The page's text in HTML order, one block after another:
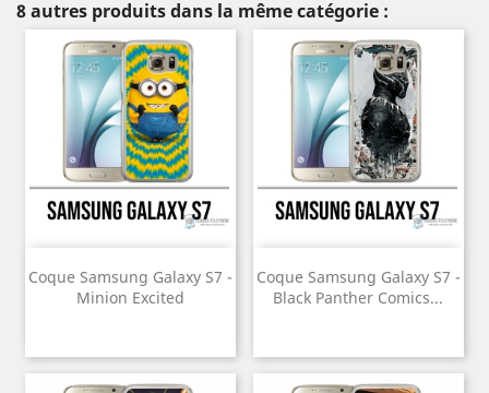
8 autres produits dans la même catégorie :
Coque Samsung Galaxy S7 -
Minion Excited
Coque Samsung Galaxy S7 -
Black Panther Comics...